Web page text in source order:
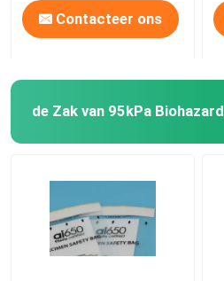
Over ons
Fabriekstocht
Vraag een offerte
Contacteer ons
de Zak van 95kPa Biohazard